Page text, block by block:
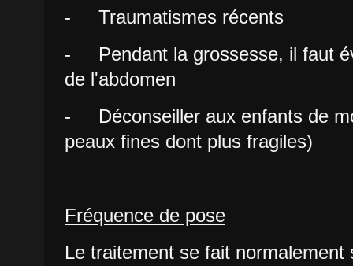
- Traumatismes récents
- Pendant la grossesse, il faut
de l'abdomen
- Déconseiller aux enfants de
peaux fines dont plus fragiles)
Fréquence de pose
Le traitement se fait